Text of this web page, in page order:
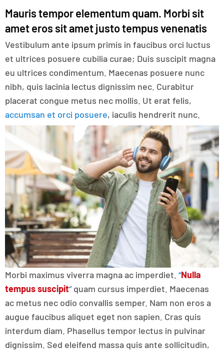
Mauris tempor elementum quam. Morbi sit
amet eros sit amet justo tempus venenatis
Vestibulum ante ipsum primis in faucibus orci luctus
et ultrices posuere cubilia curae; Duis suscipit magna
eu ultrices condimentum. Maecenas posuere nunc
nibh, quis lacinia lectus dignissim nec. Curabitur
placerat congue metus nec mollis. Ut erat felis,
accumsan et orci posuere, iaculis hendrerit nunc.
Morbi maximus viverra magna ac imperdiet. “Nulla
tempus suscipit“quam cursus imperdiet. Maecenas
ac metus nec odio convallis semper. Nam non eros a
augue faucibus aliquet eget non sapien. Cras quis
interdum diam. Phasellus tempor lectus in pulvinar
dignissim. Sed eleifend massa quis ante sollicitudin,